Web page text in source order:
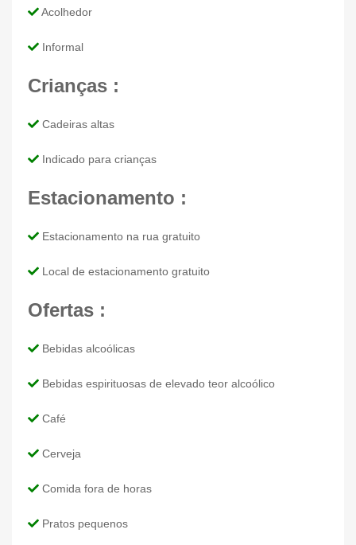
Acolhedor
Informal
Crianças :
Cadeiras altas
Indicado para crianças
Estacionamento :
Estacionamento na rua gratuito
Local de estacionamento gratuito
Ofertas :
Bebidas alcoólicas
Bebidas espirituosas de elevado teor alcoólico
Café
Cerveja
Comida fora de horas
Pratos pequenos